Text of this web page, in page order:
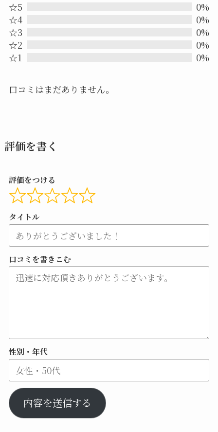
☆5
0%
☆4
0%
☆3
0%
☆2
0%
☆1
0%
口コミはまだありません。
評価を書く
評価をつける
タイトル
口コミを書きこむ
性別・年代
内容を送信する